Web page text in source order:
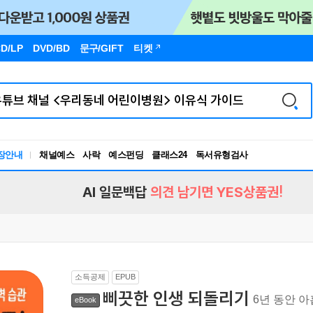
LP DVD/BD 문구/GIFT 티켓
안내 채널예스 사락 예스펀딩 클래스24
독서유형검사
RBTI Lab
AI 일문백답 의견 남기면 YES상품권!
소득공제 EPUB
eBook 삐끗한 인생 되돌리기 6년 동안